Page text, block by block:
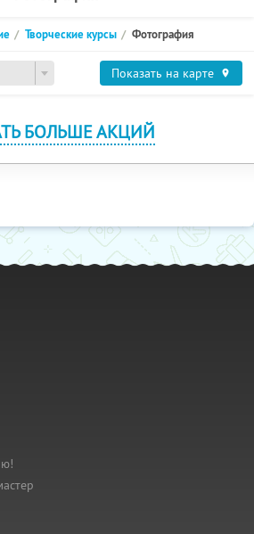
Творческие курсы Фотография
Показать на карте
БОЛЬШЕ АКЦИЙ